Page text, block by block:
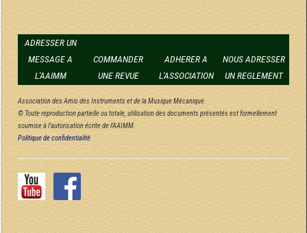
ADRESSER UN
MESSAGE A
L'AAIMM
COMMANDER
UNE REVUE
ADHERER A
L'ASSOCIATION
NOUS ADRESSER
UN REGLEMENT
Association des Amis des Instruments et de la Musique Mécanique
© Toute reproduction partielle ou totale, utilisation des documents présentés est formellement
soumise à l'autorisation écrite de l'AAIMM.
Politique de confidentialité